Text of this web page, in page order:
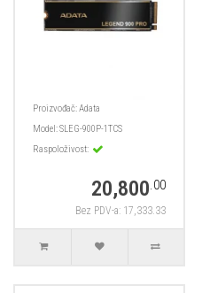
Proizvođač:Adata
Model:SLEG-900P-1TCS
Raspoloživost:
20,800.00
Bez PDV-a: 17,333.33